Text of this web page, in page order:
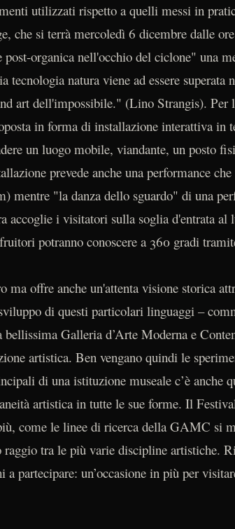
utilizzati rispetto a quelli messi in
che si terrà mercoledì 6 dicembre dalle
organica nell'occhio del ciclone" una
natura viene ad essere superata
art dell'impossibile." (Lino Strangis). Per
in forma di installazione interattiva in
un luogo mobile, viandante, un posto
prevede anche una performance
mentre "la danza dello sguardo" di una
i visitatori sulla soglia d'entrata al
potranno conoscere a 360 gradi
offre anche un'attenta visione storica
di questi particolari linguaggi –
Galleria d’Arte Moderna e
artistica. Ben vengano quindi le
di una istituzione museale c’è anche
artistica in tutte le sue forme. Il
come le linee di ricerca della GAMC si
tra le più varie discipline artistiche.
partecipare: un’occasione in più per